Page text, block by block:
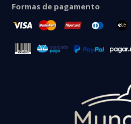
Formas de pagamento